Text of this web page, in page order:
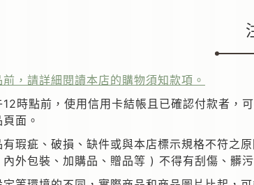
，請詳細閱讀本店的購物須知款項。
12時點前，使用信用卡結帳且已確認付款者，
面。
有瑕疵、破損、缺件或與本店標示規格不符之
內外包裝、加購品、贈品等 ) 不得有刮傷、髒